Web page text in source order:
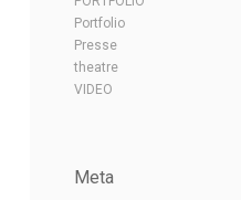
Portfolio
Presse
theatre
VIDEO
Meta